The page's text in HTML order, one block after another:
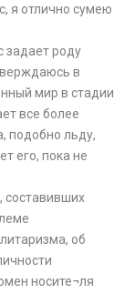
я отлично сумею
задает роду
в
мир в стадии
все более
подобно льду,
его, пока не
составивших
об
носите¬ля